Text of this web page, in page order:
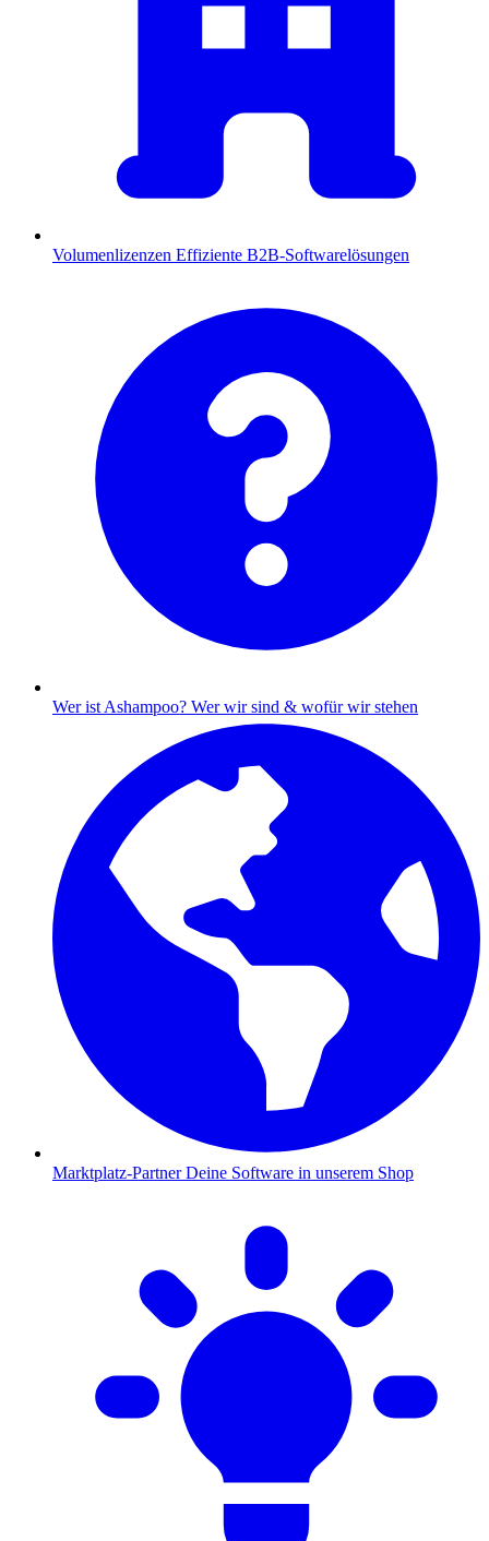
Volumenlizenzen Effiziente B2B-Softwarelösungen
Wer ist Ashampoo? Wer wir sind & wofür wir stehen
Marktplatz-Partner Deine Software in unserem Shop